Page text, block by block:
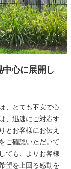
心に展開し
、とても不安で心
、迅速にご対応す
とお客様にお伝え
ご確認いただいて
ても、よりお客様
望を上回る感動を